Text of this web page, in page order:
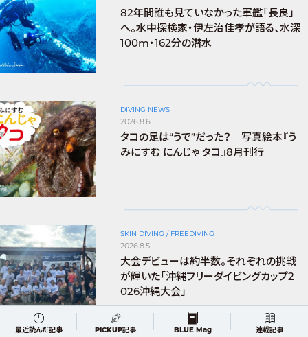
82年間誰も見ていなかった軍艦「長良」
へ。水中探検家・伊左治佳孝が語る、水深
100m・162分の潜水
DIVING NEWS
2026.8.6
タコの足は“うで”だった？ 写真絵本『う
みにすむ にんじゃ タコ』8月刊行
SKIN DIVING / FREEDIVING
2026.8.5
大会デビューは約半数。それぞれの挑戦
が輝いた「沖縄フリーダイビングカップ2
026沖縄大会」
最近読んだ記事 PICKUP記事 BLUE Mag 連載記事